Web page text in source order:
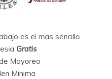
es el mas sencillo
Gratis
Mayoreo
Minima